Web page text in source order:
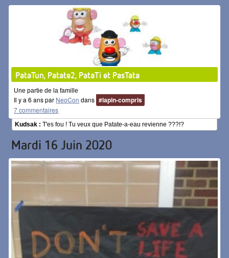
PataTun, Patate2, PataTi et PasTata
Une partie de la famille
Il y a 6 ans par NeoCon dans #lapin-compris
7 commentaires
Kudsak : T'es fou ! Tu veux que Patate-a-eau revienne ???!?
Mardi 16 Juin 2020